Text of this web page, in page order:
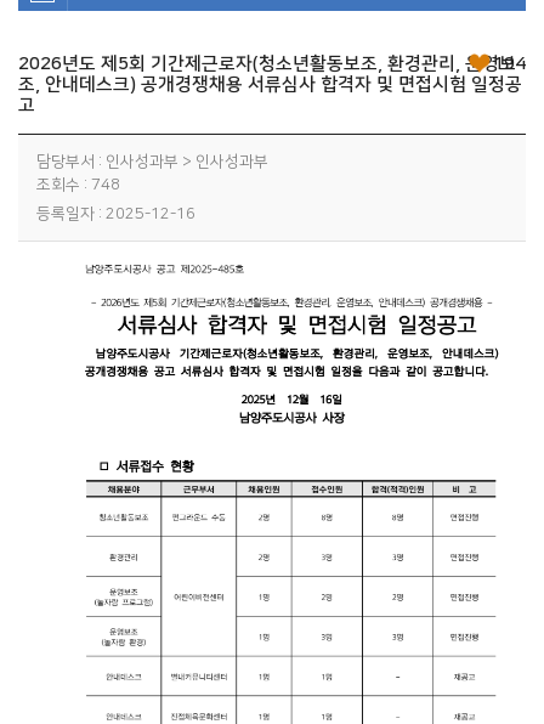
2026년도 제5회 기간제근로자(청소년활동보조, 환경관리, 운영보
조, 안내데스크) 공개경쟁채용 서류심사 합격자 및 면접시험 일정공
고
194
담당부서 : 인사성과부 > 인사성과부
조회수 : 748
등록일자 : 2025-12-16